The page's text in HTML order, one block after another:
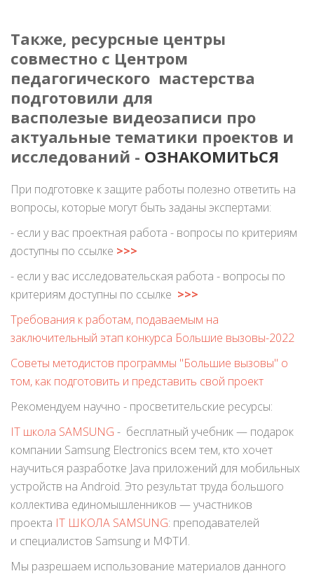
Также, ресурсные центры
совместно с Центром
педагогического мастерства
подготовили для
васполезые видеозаписи про
актуальные тематики проектов и
исследований - ОЗНАКОМИТЬСЯ
При подготовке к защите работы полезно ответить на
вопросы, которые могут быть заданы экспертами:
- если у вас проектная работа - вопросы по критериям
доступны по ссылке >>>
- если у вас исследовательская работа - вопросы по
критериям доступны по ссылке >>>
Требования к работам, подаваемым на
заключительный этап конкурса Большие вызовы-2022
Советы методистов программы "Большие вызовы" о
том, как подготовить и представить свой проект
Рекомендуем научно - просветительские ресурсы:
IT школа SAMSUNG - бесплатный учебник — подарок
компании Samsung Electronics всем тем, кто хочет
научиться разработке Java приложений для мобильных
устройств на Android. Это результат труда большого
коллектива единомышленников — участников
проекта IT ШКОЛА SAMSUNG: преподавателей
и специалистов Samsung и МФТИ.
Мы разрешаем использование материалов данного